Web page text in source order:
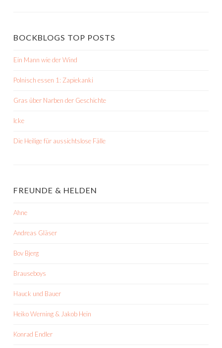
BOCKBLOGS TOP POSTS
Ein Mann wie der Wind
Polnisch essen 1: Zapiekanki
Gras über Narben der Geschichte
Icke
Die Heilige für aussichtslose Fälle
FREUNDE & HELDEN
Ahne
Andreas Gläser
Bov Bjerg
Brauseboys
Hauck und Bauer
Heiko Werning & Jakob Hein
Konrad Endler